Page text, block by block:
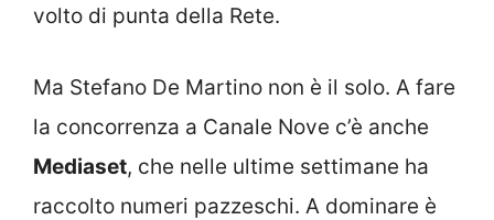
volto di punta della Rete.
Ma Stefano De Martino non è il solo. A fare
la concorrenza a Canale Nove c’è anche
Mediaset, che nelle ultime settimane ha
raccolto numeri pazzeschi. A dominare è